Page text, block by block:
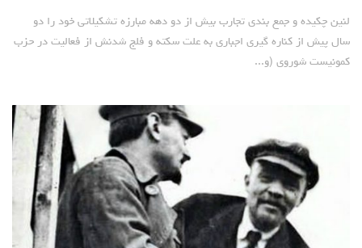
لنین چکیده و جمع بندی تجارب بیش از دو دهه مبارزه تشکیلاتی خود را دو
سال پیش از کناره گیری اجباری به علت سکته و فلج شدنش از فعالیت در حزب
کمونیست شوروی (و...